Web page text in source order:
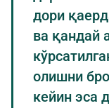
дори
ва қандай
олишни
кейин эса